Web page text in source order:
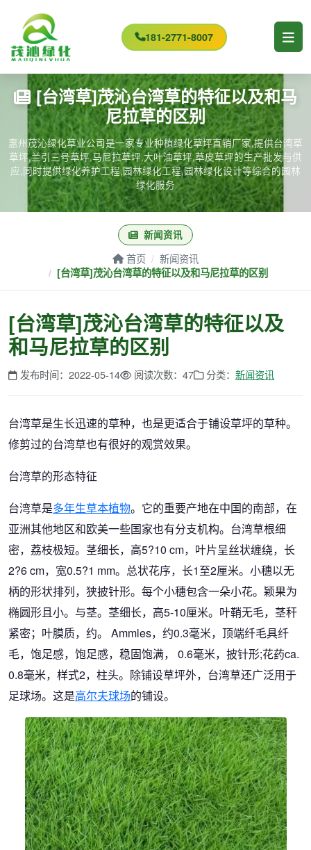
181-2771-8007
[台湾草]茂沁台湾草的特征以及和马
尼拉草的区别
惠州茂沁绿化草业公司是一家专业种植绿化草坪直销厂家,提供台湾草
草坪,兰引三号草坪,马尼拉草坪,大叶油草坪,草皮草坪的生产批发与供
应,同时提供绿化养护工程,园林绿化工程,园林绿化设计等综合的园林
绿化服务
新闻资讯
首页 新闻资讯
[台湾草]茂沁台湾草的特征以及和马尼拉草的区别
[台湾草]茂沁台湾草的特征以及
和马尼拉草的区别
发布时间：2022-05-14 阅读次数：47 分类： 新闻资讯
台湾草是生长迅速的草种，也是更适合于铺设草坪的草种。
修剪过的台湾草也有很好的观赏效果。
台湾草的形态特征
台湾草是多年生草本植物。它的重要产地在中国的南部，在
亚洲其他地区和欧美一些国家也有分支机构。台湾草根细
密，荔枝极短。茎细长，高5?10 cm，叶片呈丝状缠绕，长
2?6 cm，宽0.5?1 mm。总状花序，长1至2厘米。小穗以无
柄的形状排列，狭披针形。每个小穗包含一朵小花。颖果为
椭圆形且小。与茎。茎细长，高5-10厘米。叶鞘无毛，茎秆
紧密；叶膜质，约。 Ammles，约0.3毫米，顶端纤毛具纤
毛，饱足感，饱足感，稳固饱满， 0.6毫米，披针形;花药ca.
0.8毫米，样式2，柱头。除铺设草坪外，台湾草还广泛用于
足球场。这是高尔夫球场的铺设。